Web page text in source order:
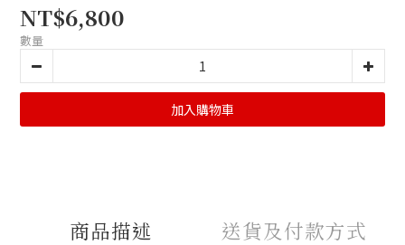
NT$6,800
數量
加入購物車
商品描述 送貨及付款方式